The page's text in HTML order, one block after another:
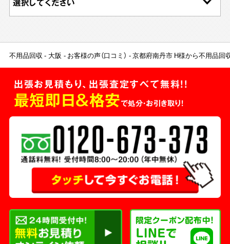
不用品回収 大阪 お客様の声（口コミ） 京都府南丹市 H様から不用品回
出張お見積もり、出張査定すべて無料!!
最短即日＆格安で処分・お引き取り！